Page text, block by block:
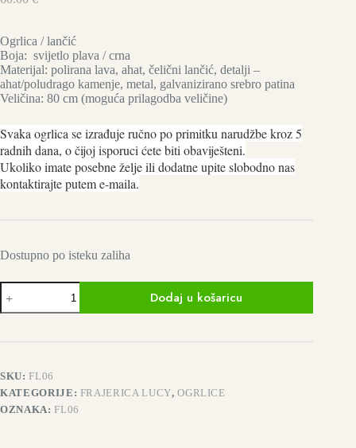
Ogrlica / lančić
Boja: svijetlo plava / crna
Materijal: polirana lava, ahat, čelični lančić, detalji –
ahat/poludrago kamenje, metal, galvanizirano srebro patina
Veličina: 80 cm (moguća prilagodba veličine)
Svaka ogrlica se izrađuje ručno po primitku narudžbe kroz 5
radnih dana, o čijoj isporuci ćete biti obaviješteni.
Ukoliko imate posebne želje ili dodatne upite slobodno nas
kontaktirajte putem e-maila.
Dostupno po isteku zaliha
Frajerica
Lucy
black
količina
Dodaj u košaricu
SKU:FL06
KATEGORIJE: FRAJERICA LUCY,OGRLICE
OZNAKA:FL06